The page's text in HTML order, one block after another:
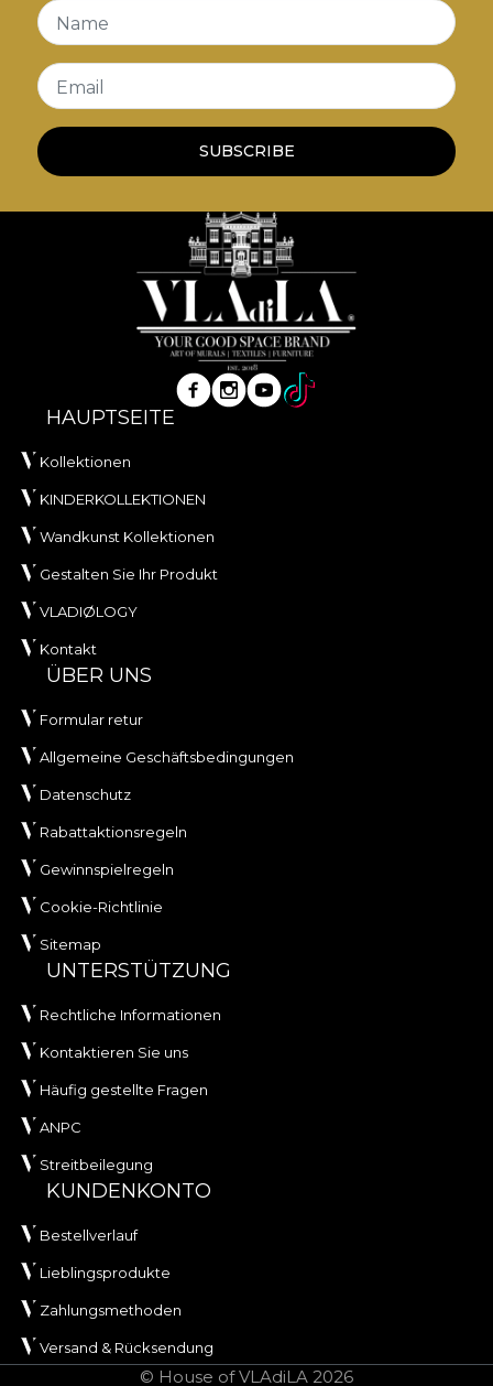
Name
Email
SUBSCRIBE
HAUPTSEITE
Kollektionen
KINDERKOLLEKTIONEN
Wandkunst Kollektionen
Gestalten Sie Ihr Produkt
VLADIØLOGY
Kontakt
ÜBER UNS
Formular retur
Allgemeine Geschäftsbedingungen
Datenschutz
Rabattaktionsregeln
Gewinnspielregeln
Cookie-Richtlinie
Sitemap
UNTERSTÜTZUNG
Rechtliche Informationen
Kontaktieren Sie uns
Häufig gestellte Fragen
ANPC
Streitbeilegung
KUNDENKONTO
Bestellverlauf
Lieblingsprodukte
Zahlungsmethoden
Versand & Rücksendung
© House of VLAdiLA 2026